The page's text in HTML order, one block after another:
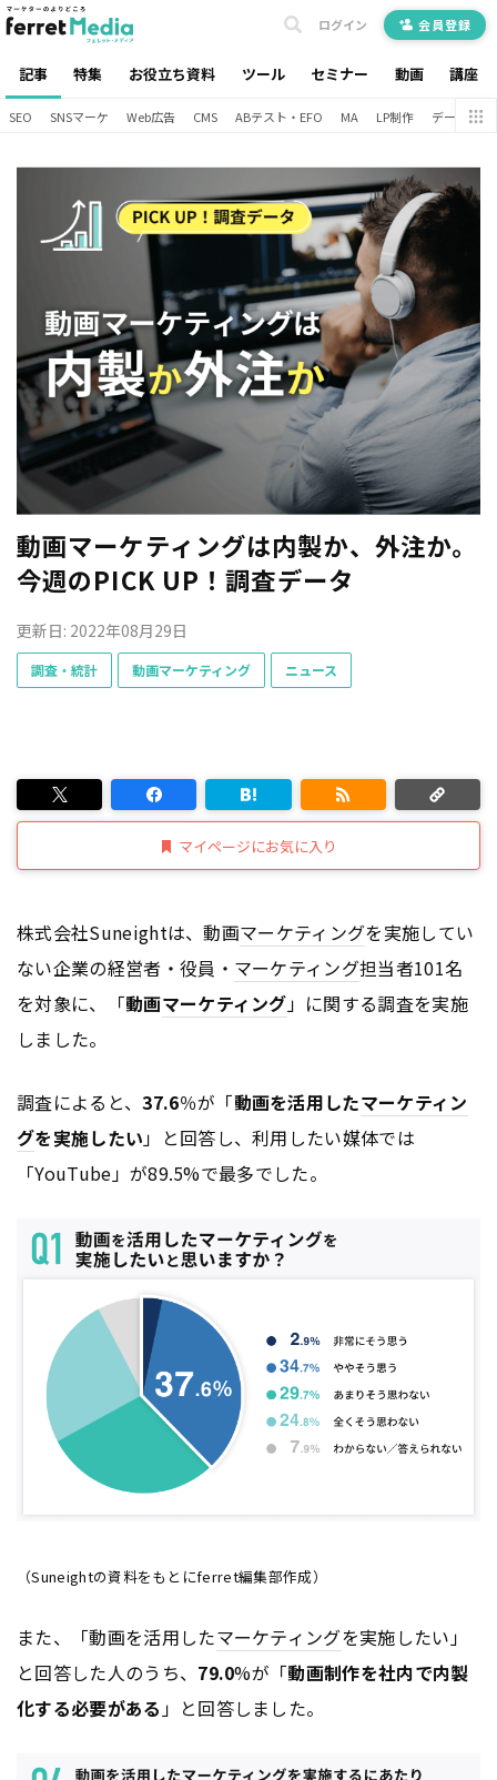
記事 特集 お役立ち資料 ツール セミナー 動画 講座
ログイン 会員登録
SEO SNSマーケ Web広告 CMS ABテスト・EFO MA LP制作 データ分析
動画マーケティングは内製か、外注か。
今週のPICK UP！調査データ
更新日: 2022年08月29日
調査・統計 動画マーケティング ニュース
マイページにお気に入り
株式会社Suneightは、動画マーケティングを実施してい
ない企業の経営者・役員・ マーケティング担当者101名
を対象に、「動画マーケティング」に関する調査を実施
しました。
調査によると、37.6％が「動画を活用したマーケティン
グを実施したい」と回答し、利用したい媒体では
「YouTube」が89.5%で最多でした。
（Suneightの資料をもとにferret編集部作成）
また、「動画を活用したマーケティングを実施したい」
と回答した人のうち、 79.0%が「動画制作を社内で内製
化する必要がある」と回答しました。